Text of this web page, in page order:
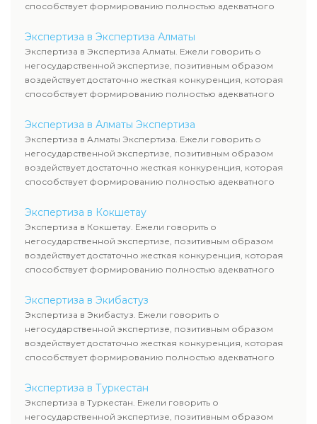
способствует формированию полностью адекватного
Экспертиза в Экспертиза Алматы
Экспертиза в Экспертиза Алматы. Ежели говорить о
негосударственной экспертизе, позитивным образом
воздействует достаточно жесткая конкуренция, которая
способствует формированию полностью адекватного
Экспертиза в Алматы Экспертиза
Экспертиза в Алматы Экспертиза. Ежели говорить о
негосударственной экспертизе, позитивным образом
воздействует достаточно жесткая конкуренция, которая
способствует формированию полностью адекватного
Экспертиза в Кокшетау
Экспертиза в Кокшетау. Ежели говорить о
негосударственной экспертизе, позитивным образом
воздействует достаточно жесткая конкуренция, которая
способствует формированию полностью адекватного
Экспертиза в Экибастуз
Экспертиза в Экибастуз. Ежели говорить о
негосударственной экспертизе, позитивным образом
воздействует достаточно жесткая конкуренция, которая
способствует формированию полностью адекватного
Экспертиза в Туркестан
Экспертиза в Туркестан. Ежели говорить о
негосударственной экспертизе, позитивным образом